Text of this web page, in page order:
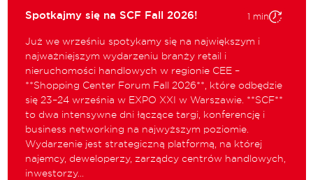
1 min
Spotkajmy się na SCF Fall 2026!
Już we wrześniu spotykamy się na największym i
najważniejszym wydarzeniu branży retail i
nieruchomości handlowych w regionie CEE –
**Shopping Center Forum Fall 2026**, które odbędzie
się 23–24 września w EXPO XXI w Warszawie. **SCF**
to dwa intensywne dni łączące targi, konferencję i
business networking na najwyższym poziomie.
Wydarzenie jest strategiczną platformą, na której
najemcy, deweloperzy, zarządcy centrów handlowych,
inwestorzy...